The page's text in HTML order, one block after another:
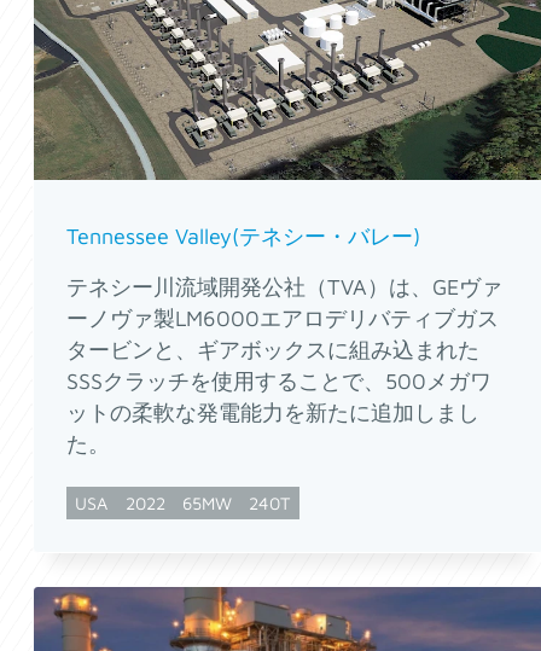
Tennessee Valley(テネシー・バレー)
テネシー川流域開発公社（TVA）は、GEヴァ
ーノヴァ製LM6000エアロデリバティブガス
タービンと、ギアボックスに組み込まれた
SSSクラッチを使用することで、500メガワ
ットの柔軟な発電能力を新たに追加しまし
た。
USA 2022 65MW 240T